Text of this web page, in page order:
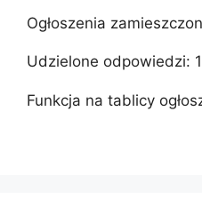
Ogłoszenia
Udzielone odpowiedzi:
Funkcja na tablicy